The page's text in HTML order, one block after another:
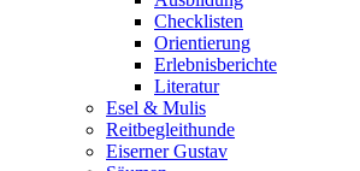
Checklisten
Orientierung
Erlebnisberichte
Literatur
Esel & Mulis
Reitbegleithunde
Eiserner Gustav